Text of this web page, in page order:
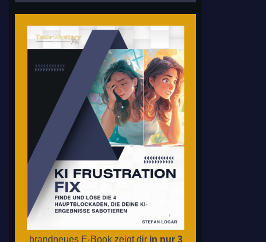
brandneues E-Book zeigt dir in nur 3